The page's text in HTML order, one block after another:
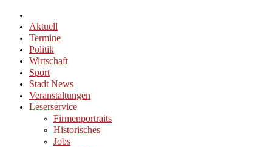
Aktuell
Termine
Politik
Wirtschaft
Sport
Stadt News
Veranstaltungen
Leserservice
Firmenportraits
Historisches
Jobs